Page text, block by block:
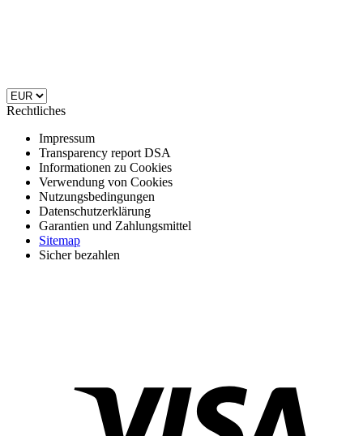
Rechtliches
Impressum
Transparency report DSA
Informationen zu Cookies
Verwendung von Cookies
Nutzungsbedingungen
Datenschutzerklärung
Garantien und Zahlungsmittel
Sitemap
Sicher bezahlen